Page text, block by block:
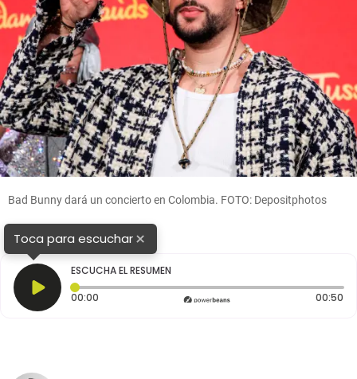
Bad Bunny dará un concierto en Colombia. FOTO: Depositphotos
Toca para escuchar×
ESCUCHA EL RESUMEN
00:00 Tiempo transcurrido: 0 segundos 00:50